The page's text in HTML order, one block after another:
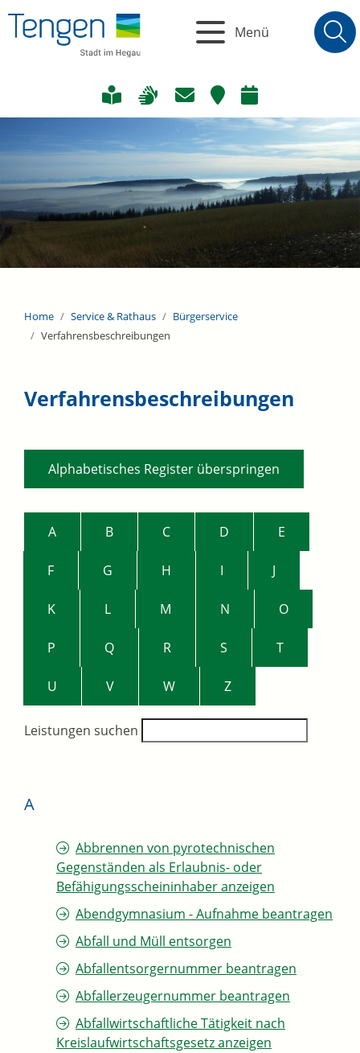
Menü
Home Service & Rathaus
Bürgerservice
Verfahrensbeschreibungen
Verfahrensbeschreibungen
Alphabetisches Register überspringen
A B C D E
F G H I J
K L M N O
P Q R S T
U V W Z
Leistungen suchen
A
Abbrennen von pyrotechnischen
Gegenständen als Erlaubnis- oder
Befähigungsscheininhaber anzeigen
Abendgymnasium - Aufnahme beantragen
Abfall und Müll entsorgen
Abfallentsorgernummer beantragen
Abfallerzeugernummer beantragen
Abfallwirtschaftliche Tätigkeit nach
Kreislaufwirtschaftsgesetz anzeigen